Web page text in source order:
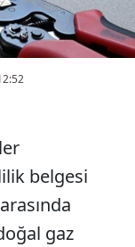
belgesi
gaz